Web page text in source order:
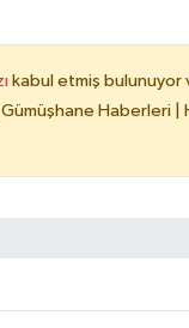
kabul etmiş
Haberleri